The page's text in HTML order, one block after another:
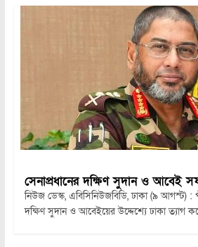
সেনাপ্রধানের দক্ষিণ সুদান ও আবেই
নিউজ ডেস্ক, এবিসিনিউজবিডি, ঢাকা (৯ আগস্ট) :
দক্ষিণ সুদান ও আবেইয়ের উদ্দেশ্যে ঢাকা ত্যাগ